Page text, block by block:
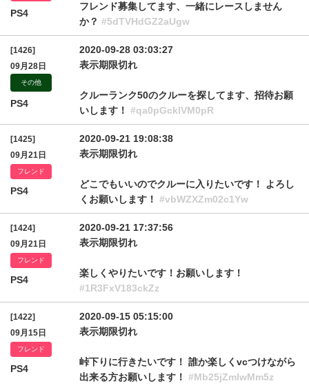
PS4
フレンド募集してます、一緒にレースしません
か？ #5dTVHdGZ2aUgw
[1426]
09月28日
その他
PS4
2020-09-28 03:03:27
表示期限切れ
クルーランク50のクルーを探してます、招待お願
いします！ #qa0pGcklVM0pR
[1425]
09月21日
フレンド
PS4
2020-09-21 19:08:38
表示期限切れ
どこでもいいのでクルーに入りたいです！ よろし
くお願いします！ #vbWZXZm02c1Yw
[1424]
09月21日
フレンド
PS4
2020-09-21 17:37:56
表示期限切れ
楽しくやりたいです！お願いします！
#1R3FxV183ckZz
[1422]
09月15日
フレンド
PS4
2020-09-15 05:15:00
表示期限切れ
峠下りに行きたいです！ 誰か楽しくvcつけながら
出来る方お願いします！ #Mb25jZmlwMm5z